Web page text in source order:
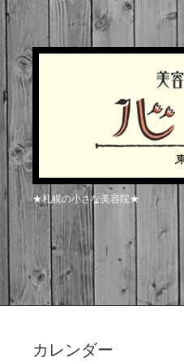
★札幌の小さな美容院★
カレンダー